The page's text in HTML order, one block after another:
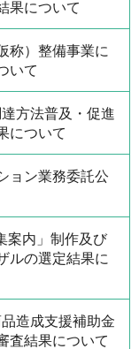
果について
称）整備事業に
いて
方法普及・促進
について
ョン業務委託公
案内」制作及び
ルの選定結果に
造成支援補助金
査結果について